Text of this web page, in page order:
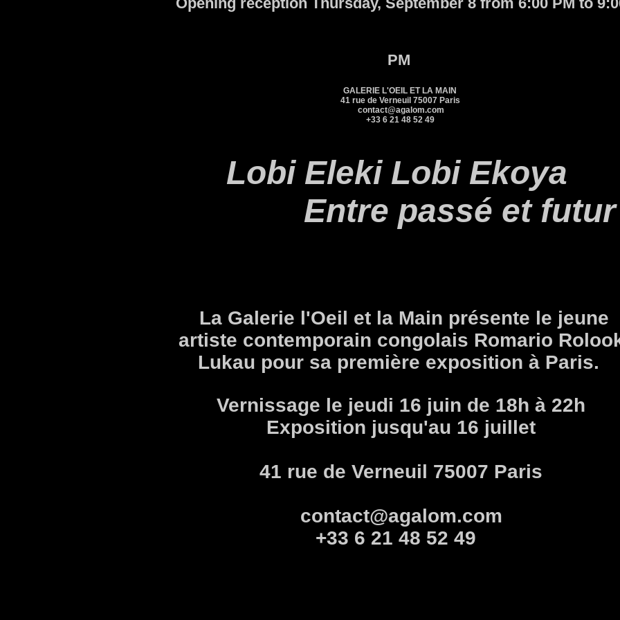
PM
GALERIE L'OEIL ET LA MAIN
41 rue de Verneuil 75007 Paris
contact@agalom.com
+33 6 21 48 52 49
Lobi Eleki Lobi Ekoya
Entre passé et futur
La Galerie l'Oeil et la Main présente le jeune
artiste contemporain congolais Romario
Lukau pour sa première exposition à Paris.
Vernissage le jeudi 16 juin de 18h à 22h
Exposition jusqu'au 16 juillet
41 rue de Verneuil 75007 Paris
contact@agalom.com
+33 6 21 48 52 49